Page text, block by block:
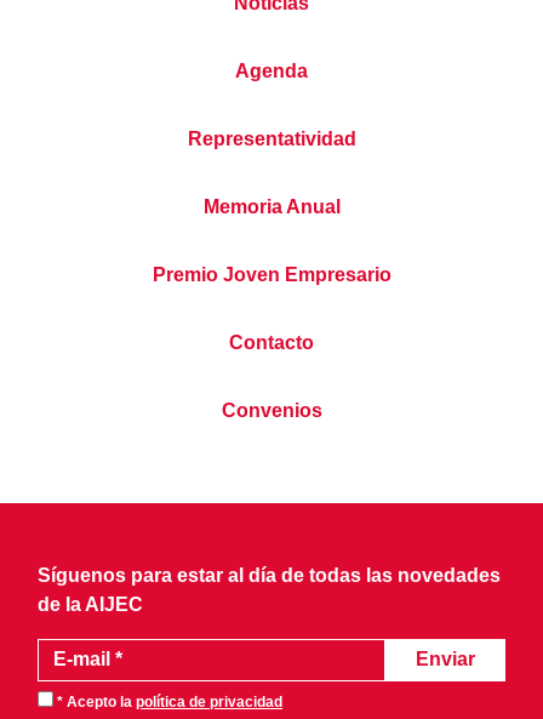
Agenda
Representatividad
Memoria Anual
Premio Joven Empresario
Contacto
Convenios
Síguenos para estar al día de todas las novedades
de la AIJEC
* Acepto la política de privacidad